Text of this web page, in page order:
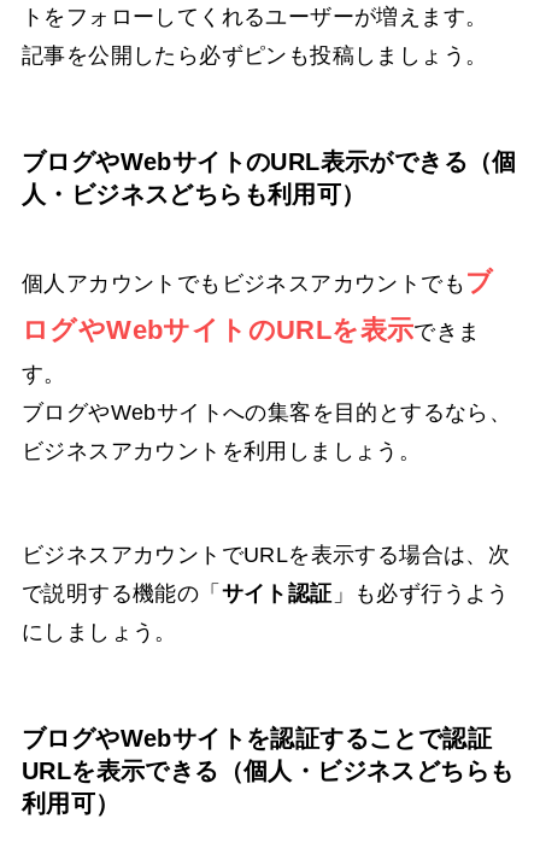
トをフォローしてくれるユーザーが増えます。
記事を公開したら必ずピンも投稿しましょう。
ブログやWebサイトのURL表示ができる（個
人・ビジネスどちらも利用可）
個人アカウントでもビジネスアカウントでも ブ
ログやWebサイトのURLを表示できま
す。
ブログやWebサイトへの集客を目的とするなら、
ビジネスアカウントを利用しましょう。
ビジネスアカウントでURLを表示する場合は、次
で説明する機能の「 サイト認証 」も必ず行うよう
にしましょう。
ブログやWebサイトを認証することで認証
URLを表示できる（個人・ビジネスどちらも
利用可）